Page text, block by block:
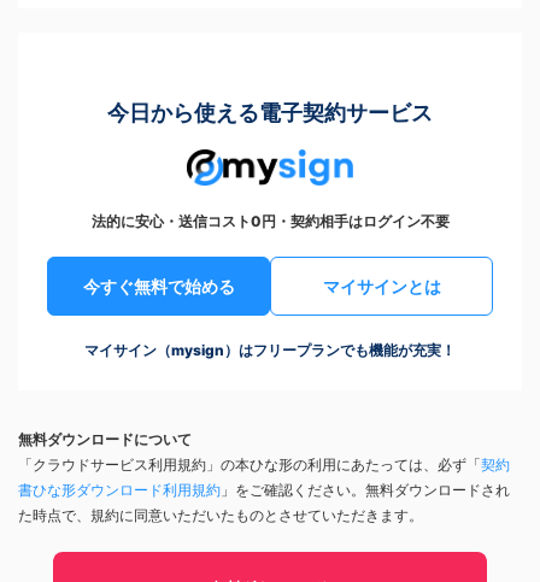
今日から使える電子契約サービス
法的に安心・送信コスト0円・契約相手はログイン不要
今すぐ無料で始める マイサインとは
マイサイン（mysign）はフリープランでも機能が充実！
無料ダウンロードについて
「クラウドサービス利用規約」の本ひな形の利用にあたっては、必ず「契約
書ひな形ダウンロード利用規約 」をご確認ください。無料ダウンロードされ
た時点で、規約に同意いただいたものとさせていただきます。